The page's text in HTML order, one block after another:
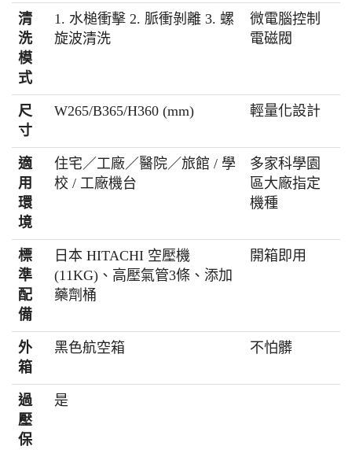
清
洗
模
式
1. 水槌衝擊 2. 脈衝剝離 3. 螺
旋波清洗
微電腦控制
電磁閥
尺
寸
W265/B365/H360 (mm) 輕量化設計
適
用
環
境
住宅／工廠／醫院／旅館 / 學
校 / 工廠機台
多家科學園
區大廠指定
機種
標
準
配
備
日本 HITACHI 空壓機
(11KG)、高壓氣管3條、添加
藥劑桶
開箱即用
外
箱
黑色航空箱 不怕髒
過
壓
保
是